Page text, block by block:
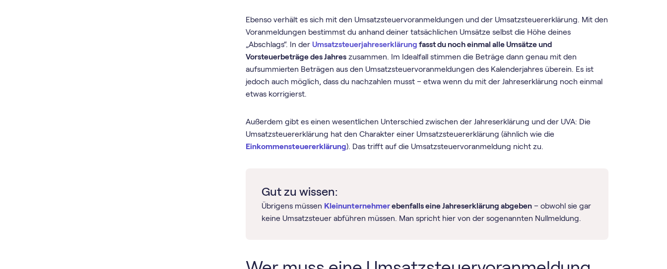
Ebenso verhält es sich mit den Umsatz­steuer­voranmeldungen und der Umsatzsteuererklärung. Mit den
Voranmeldungen bestimmst du anhand deiner tatsächlichen Umsätze selbst die Höhe deines
„Abschlags“. In derUmsatzsteuerjahreserklärung fasst du noch einmal alle Umsätze und
Vorsteuerbeträge des Jahres zusammen. Im Idealfall stimmen die Beträge dann genau mit den
aufsummierten Beträgen aus den Umsatz­steuer­voranmeldungen des Kalenderjahres überein. Es ist
jedoch auch möglich, dass du nachzahlen musst – etwa wenn du mit der Jahreserklärung noch einmal
etwas korrigierst.
Außerdem gibt es einen wesentlichen Unterschied zwischen der Jahreserklärung und der UVA: Die
Umsatzsteuererklärung hat den Charakter einer Umsatzsteuererklärung (ähnlich wie die
Einkommensteuererklärung). Das trifft auf die Umsatz­steuer­voranmeldung nicht zu.
Gut zu wissen:
‍Übrigens müssen Kleinunternehmerebenfalls eine Jahreserklärung abgeben– obwohl sie gar
keine Umsatzsteuer abführen müssen. Man spricht hier von der sogenannten Nullmeldung.